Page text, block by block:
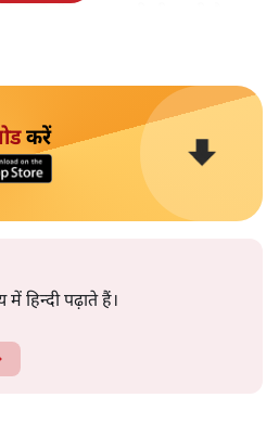
से ऐसी खबर आती ही रहती है।
करें
में हिन्दी पढ़ाते हैं।